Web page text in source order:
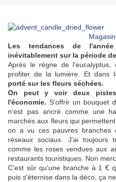
Les tendances de
inévitablement sur la période
Après le règne de
profiter de la lumière. Et dans
porté sur les fleurs séchées.
On peut y voir deux
l'économie. S'offrir un bouquet
n'est pas ancré comme une
marchés aux fleurs qui
on a vu ces pauvres branches
réseaux sociaux. J'ai
comme les roses vendues aux
restaurants touristiques. Non
C'est sûr qu'une branche à 1 €
puis s'éternise dans la déco, ça